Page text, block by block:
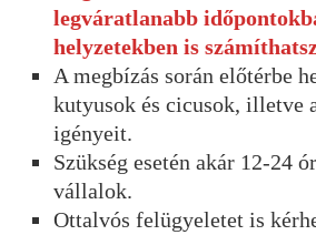
legváratlanabb
helyzetekben is
A megbízás során előtérbe
kutyusok és cicusok, illetve
igényeit.
Szükség esetén akár 12-24
vállalok.
Ottalvós felügyeletet is